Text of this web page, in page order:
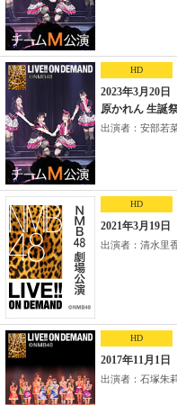
HD
2023年3月20
原かれん 生誕
出演者：安部若
HD
2021年3月19日
出演者：清水里
HD
2017年11月1
出演者：石塚朱